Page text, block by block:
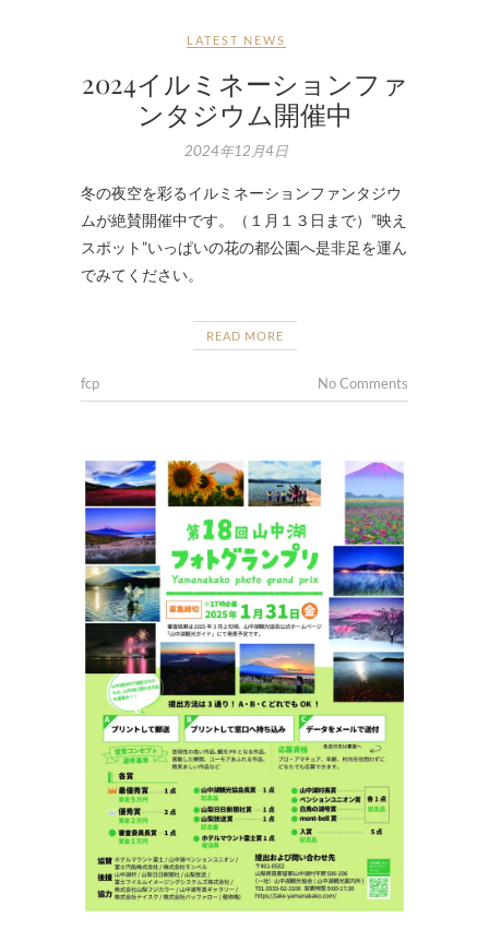
LATEST NEWS
2024イルミネーションファ
ンタジウム開催中
2024年12月4日
冬の夜空を彩るイルミネーションファンタジウ
ムが絶賛開催中です。（１月１３日まで）”映え
スポット”いっぱいの花の都公園へ是非足を運ん
でみてください。
READ MORE
fcp No Comments